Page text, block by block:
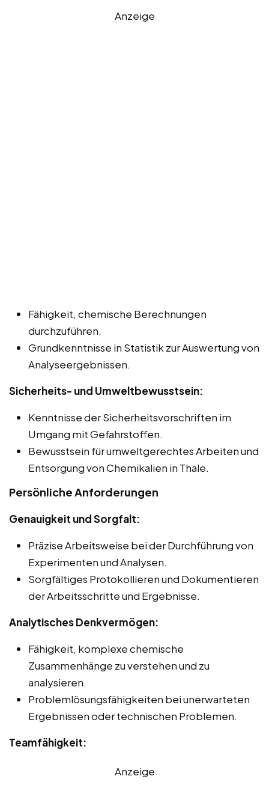
Anzeige
Fähigkeit, chemische Berechnungen
durchzuführen.
Grundkenntnisse in Statistik zur Auswertung von
Analyseergebnissen.
Sicherheits- und Umweltbewusstsein:
Kenntnisse der Sicherheitsvorschriften im
Umgang mit Gefahrstoffen.
Bewusstsein für umweltgerechtes Arbeiten und
Entsorgung von Chemikalien in Thale.
Persönliche Anforderungen
Genauigkeit und Sorgfalt:
Präzise Arbeitsweise bei der Durchführung von
Experimenten und Analysen.
Sorgfältiges Protokollieren und Dokumentieren
der Arbeitsschritte und Ergebnisse.
Analytisches Denkvermögen:
Fähigkeit, komplexe chemische
Zusammenhänge zu verstehen und zu
analysieren.
Problemlösungsfähigkeiten bei unerwarteten
Ergebnissen oder technischen Problemen.
Teamfähigkeit:
Anzeige